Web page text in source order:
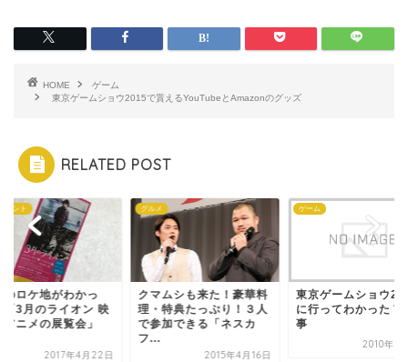
HOME
ゲーム
東京ゲームショウ2015で貰えるYouTubeとAmazonのグッズ
RELATED POST
ベント
のロケ地がわかっ
「3月のライオン 映
アニメの展覧会」
2017年4月22日
グルメ
クマムシも来た！豪華料
理・特典たっぷり！３人
で参加できる「ネスカ
フ...
2015年4月16日
ゲーム
東京ゲームショウ
に行ってわかった７
事
2010年9